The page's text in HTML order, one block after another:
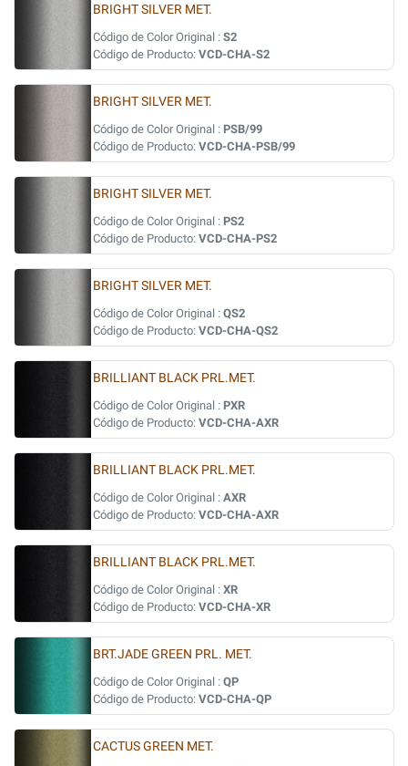
BRIGHT SILVER MET.
Código de Color Original : S2
Código de Producto: VCD-CHA-S2
BRIGHT SILVER MET.
Código de Color Original : PSB/99
Código de Producto: VCD-CHA-PSB/99
BRIGHT SILVER MET.
Código de Color Original : PS2
Código de Producto: VCD-CHA-PS2
BRIGHT SILVER MET.
Código de Color Original : QS2
Código de Producto: VCD-CHA-QS2
BRILLIANT BLACK PRL.MET.
Código de Color Original : PXR
Código de Producto: VCD-CHA-AXR
BRILLIANT BLACK PRL.MET.
Código de Color Original : AXR
Código de Producto: VCD-CHA-AXR
BRILLIANT BLACK PRL.MET.
Código de Color Original : XR
Código de Producto: VCD-CHA-XR
BRT.JADE GREEN PRL. MET.
Código de Color Original : QP
Código de Producto: VCD-CHA-QP
CACTUS GREEN MET.